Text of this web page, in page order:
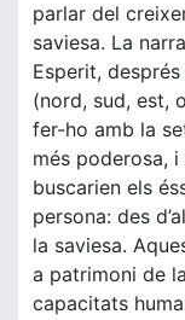
parlar del
saviesa. La
Esperit,
(nord, sud, est,
fer-ho amb la
més poderosa,
buscarien els
persona: des
la saviesa.
a patrimoni de
capacitats